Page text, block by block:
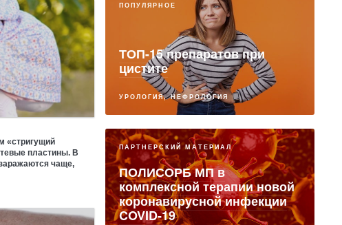
«стригущий
пластины. В
чаще,
ПОПУЛЯРНОЕ
ТОП-15 препаратов при
цистите
УРОЛОГИЯ, НЕФРОЛОГИЯ
ПАРТНЕРСКИЙ МАТЕРИАЛ
ПОЛИСОРБ МП в
комплексной терапии новой
коронавирусной инфекции
COVID-19